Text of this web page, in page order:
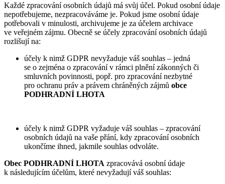
Každé zpracování osobních údajů má svůj účel. Pokud osobní údaje
nepotřebujeme, nezpracováváme je. Pokud jsme osobní údaje
potřebovali v minulosti, archivujeme je za účelem archivace
ve veřejném zájmu. Obecně se účely zpracování osobních údajů
rozlišují na:
účely k nimž GDPR nevyžaduje váš souhlas – jedná
se o zejména o zpracování v rámci plnění zákonných či
smluvních povinnosti, popř. pro zpracování nezbytné
pro ochranu práv a právem chráněných zájmů obce
PODHRADNÍ LHOTA
účely k nimž GDPR vyžaduje váš souhlas – zpracování
osobních údajů na vaše přání, kdy zpracování osobních
ukončíme ihned, jakmile souhlas odvoláte.
Obec PODHRADNÍ LHOTA zpracovává osobní údaje
k následujícím účelům, které nevyžadují váš souhlas: